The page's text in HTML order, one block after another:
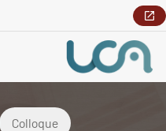
Colloque